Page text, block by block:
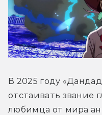
В 2025 году
отстаивать звание
любимца от мира